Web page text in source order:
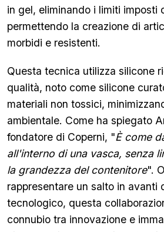
in gel, eliminando i limiti imposti
permettendo la creazione di
morbidi e resistenti.
Questa tecnica utilizza silicone
qualità, noto come silicone
materiali non tossici,
ambientale. Come ha spiegato
fondatore di Coperni, "È come
all'interno di una vasca, senza
la grandezza del contenitore".
rappresentare un salto in avanti
tecnologico, questa
connubio tra innovazione e